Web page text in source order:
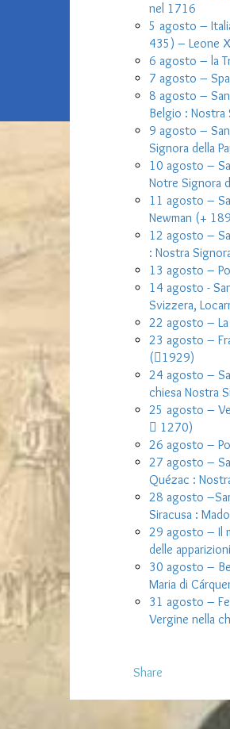
nel 1716
5 agosto –
435) – Leone
6 agosto – la
7 agosto –
8 agosto –
Belgio : Nostra
9 agosto –
Signora della
10 agosto –
Notre Signora
11 agosto –
Newman (+
12 agosto –
: Nostra
13 agosto –
14 agosto -
Svizzera,
22 agosto – La
23 agosto –
(1929)
24 agosto –
chiesa Nostra
25 agosto –
 1270)
26 agosto –
27 agosto –
Quézac :
28 agosto
Siracusa :
29 agosto – Il
delle
30 agosto –
Maria di
31 agosto –
Vergine nella
Share